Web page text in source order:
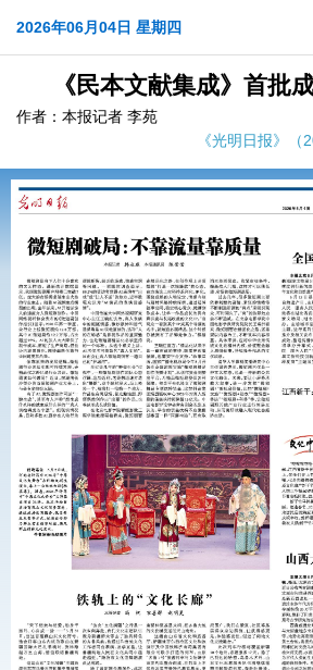
2026年06月04日 星期四
《民本文献集成》首批
作者：本报记者 李苑
《光明日报》（